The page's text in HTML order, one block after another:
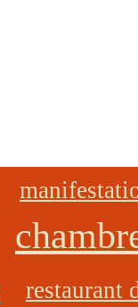
restaurant